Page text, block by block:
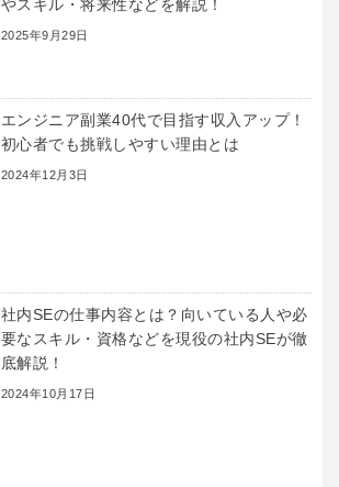
やスキル・将来性などを解説！
2025年9月29日
エンジニア副業40代で目指す収入アップ！
初心者でも挑戦しやすい理由とは
2024年12月3日
社内SEの仕事内容とは？向いている人や必
要なスキル・資格などを現役の社内SEが徹
底解説！
2024年10月17日